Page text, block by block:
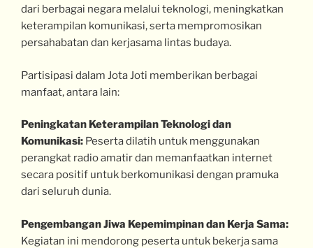
dari berbagai negara melalui teknologi, meningkatkan
keterampilan komunikasi, serta mempromosikan
persahabatan dan kerjasama lintas budaya.
Partisipasi dalam Jota Joti memberikan berbagai
manfaat, antara lain:
Peningkatan Keterampilan Teknologi dan
Komunikasi: Peserta dilatih untuk menggunakan
perangkat radio amatir dan memanfaatkan internet
secara positif untuk berkomunikasi dengan pramuka
dari seluruh dunia.
Pengembangan Jiwa Kepemimpinan dan Kerja Sama:
Kegiatan ini mendorong peserta untuk bekerja sama